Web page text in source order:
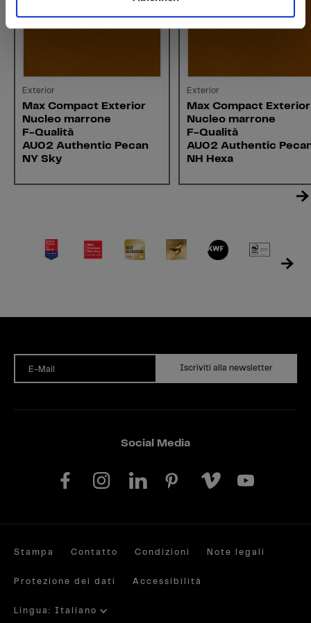
Exterior
Max Compact Exterior
Nucleo marrone
F-Qualità
AU02 Authentic Pecan
NY Sky
Exterior
Max Compact Exterior
Nucleo marrone
F-Qualità
AU02 Authentic
NH Hexa
E-Mail Iscriviti alla newsletter
Social Media
Stampa Contatto Condizioni Note legali
Protezione dei dati Accessibilità
Lingua: Italiano